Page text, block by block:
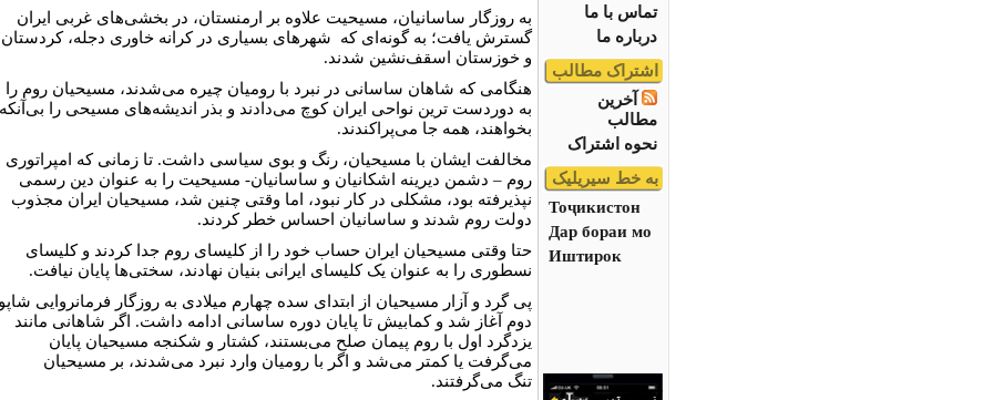
تماس با ما
درباره ما
اشتراک مطالب
آخرین
مطالب
نحوه اشتراک
به خط سیریلیک
Тоҷикистон
Дар бораи мо
Иштирок
به روزگار ساسانیان، مسیحیت علاوه بر ارمنستان، در بخشی‌هاى غربى ایران
گسترش یافت؛ به گونه‌اى که شهرهاى بسیارى در کرانه خاورى دجله، کردستان
و خوزستان اسقف‌نشین شدند.
هنگامى که شاهان ساسانى در نبرد با رومیان چیره می‌شدند، مسیحیان روم را
به دوردست ترین نواحى ایران کوچ می‌دادند و بذر اندیشه‌هاى مسیحى را بى‌آنکه
بخواهند، همه جا می‌پراکندند.
مخالفت ایشان با مسیحیان، رنگ و بوى سیاسى داشت. تا زمانى که امپراتورى
روم – دشمن دیرینه اشکانیان و ساسانیان- مسیحیت را به عنوان دین رسمى
نپذیرفته بود، مشکلى در کار نبود، اما وقتى چنین شد، مسیحیان ایران مجذوب
دولت روم شدند و ساسانیان احساس خطر کردند.
حتا وقتى مسیحیان ایران حساب خود را از کلیساى روم جدا کردند و کلیساى
نسطورى را به عنوان یک کلیساى ایرانى بنیان نهادند، سختى‌ها پایان نیافت.
پى گرد و آزار مسیحیان از ابتداى سده چهارم میلادى به روزگار فرمانروایى
دوم آغاز شد و کمابیش تا پایان دوره ساسانى ادامه داشت. اگر شاهانى مانند
یزدگرد اول با روم پیمان صلح می‌بستند، کشتار و شکنجه مسیحیان پایان
مى‌گرفت یا کمتر می‌شد و اگر با رومیان وارد نبرد می‌شدند، بر مسیحیان
تنگ می‌گرفتند.